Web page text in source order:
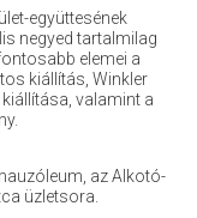
együttesének
negyed tartalmilag
elemei a
kiállítás, Winkler
valamint a
az Alkotó-
üzletsora.